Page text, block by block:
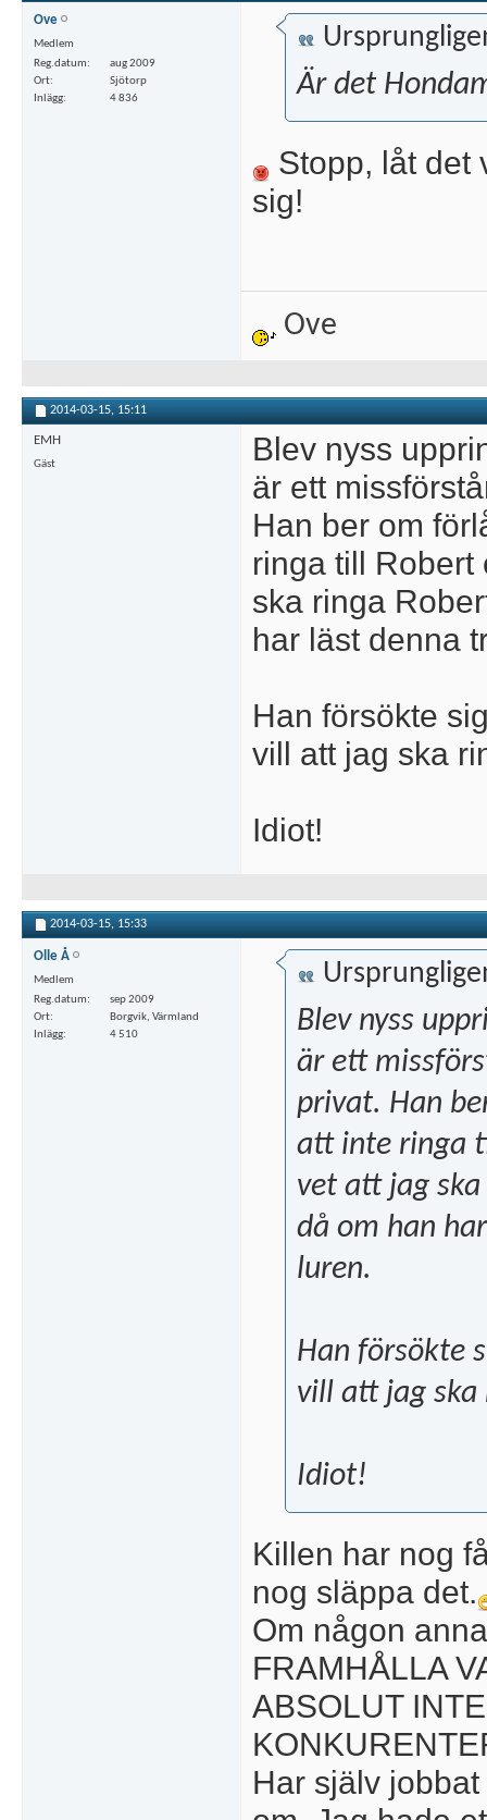
Ove
Medlem
Reg.datum
aug 2009
Ort
Sjötorp
Inlägg
4 836 Är det
Stopp, låt det
sig!
Ove
2014-03-15, 15:11
EMH
Gäst
Blev nyss
är ett
Han ber om
ringa till Robert
ska ringa
har läst denna
Han försökte
vill att jag ska
Idiot!
2014-03-15, 15:33
Olle Å
Medlem
Reg.datum
sep 2009
Ort
Borgvik, Värmland
Inlägg
4 510
Blev nyss
är ett
privat. Han
att inte ringa
vet att jag
då om han
luren.
Han försökte
vill att jag ska
Idiot!
Killen har nog
nog släppa det.
Om någon
FRAMHÅLLA
ABSOLUT
Har själv